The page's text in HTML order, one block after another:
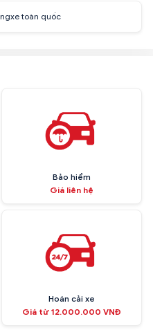
toàn quốc
Bảo hiểm
Giá liên hệ
Hoán cải xe
Giá từ 12.000.000 VNĐ